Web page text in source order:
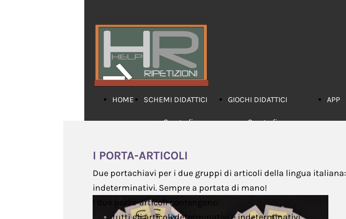
HOME SCHEMI DIDATTICI
Geografia
Letteratura
Matematica
GIOCHI DIDATTICI
Geografia
Matematica
Multidisciplinari
APP
I PORTA-ARTICOLI
Due portachiavi per i due gruppi di articoli della lingua italiana:
indeterminativi. Sempre a portata di mano!
I due porta-articoli contengono: